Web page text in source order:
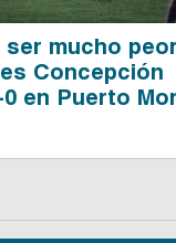
ser mucho
Concepción
en Puerto